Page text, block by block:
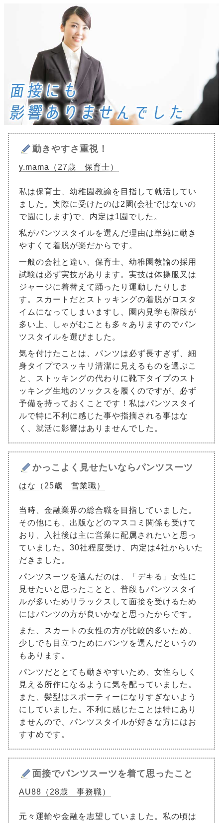
動きやすさ重視！
y.mama（27歳 保育士）
私は保育士、幼稚園教諭を目指して就活してい
ました。実際に受けたのは2園(会社ではないの
で園にします)で、内定は1園でした。
私がパンツスタイルを選んだ理由は単純に動き
やすくて着脱が楽だからです。
一般の会社と違い、保育士、幼稚園教諭の採用
試験は必ず実技があります。実技は体操服又は
ジャージに着替えて踊ったり運動したりしま
す。スカートだとストッキングの着脱がロスタ
イムになってしまいますし、園内見学も階段が
多い上、しゃがむことも多々ありますのでパン
ツスタイルを選びました。
気を付けたことは、パンツは必ず長すぎず、細
身タイプでスッキリ清潔に見えるものを選ぶこ
と、ストッキングの代わりに靴下タイプのスト
ッキング生地のソックスを履くのですが、必ず
予備を持っておくことです！私はパンツスタイ
ルで特に不利に感じた事や指摘される事はな
く、就活に影響はありませんでした。
かっこよく見せたいならパンツスーツ
はな（25歳 営業職）
当時、金融業界の総合職を目指していました。
その他にも、出版などのマスコミ関係も受けて
おり、入社後は主に営業に配属されたいと思っ
ていました。30社程度受け、内定は4社からいた
だきました。
パンツスーツを選んだのは、「デキる」女性に
見せたいと思ったことと、普段もパンツスタイ
ルが多いためリラックスして面接を受けるため
にはパンツの方が良いかなと思ったからです。
また、スカートの女性の方が比較的多いため、
少しでも目立つためにパンツを選んだというの
もあります。
パンツだととても動きやすいため、女性らしく
見える所作になるように気を配っていました。
また、髪型はスポーティーになりすぎないよう
にしていました。不利に感じたことは特にあり
ませんので、パンツスタイルが好きな方にはお
すすめです。
面接でパンツスーツを着て思ったこと
AU88（28歳 事務職）
元々運輸や金融を志望していました。私の頃は